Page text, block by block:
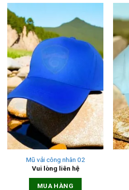
Mũ vải công nhân 02
Vui lòng liên hệ
MUA HÀNG